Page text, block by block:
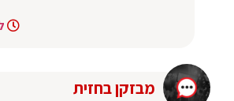
מבזקן בחזית